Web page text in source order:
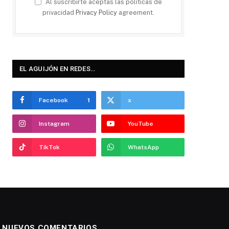
Al suscribirte aceptas las políticas de
privacidad Privacy Policy agreement.
EL AGUIJÓN EN REDES…
Facebook 1 x
Instagram YouTube
TikTok WhatsApp